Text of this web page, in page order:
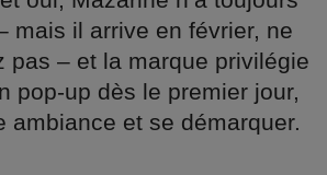
mais il arrive en février, ne
pas – et la marque privilégie
pop-up dès le premier jour,
ambiance et se démarquer.